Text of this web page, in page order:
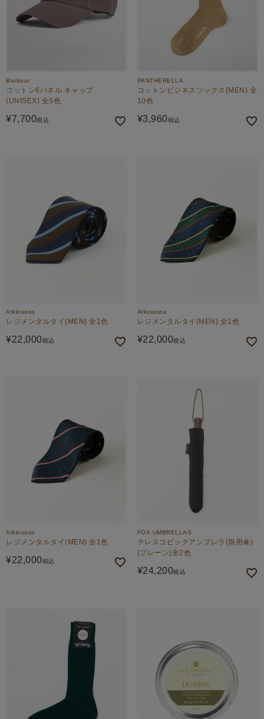
Barbour
コットン6パネル キャップ
(UNISEX) 全5色
¥7,700税込
PANTHERELLA
コットンビジネスソックス(MEN) 全
10色
¥3,960税込
Atkinsons
レジメンタルタイ(MEN) 全1色
¥22,000税込
Atkinsons
レジメンタルタイ(MEN) 全1色
¥22,000税込
Atkinsons
レジメンタルタイ(MEN) 全1色
¥22,000税込
FOX UMBRELLAS
テレスコピックアンブレラ(雨用傘)
(プレーン)全2色
¥24,200税込